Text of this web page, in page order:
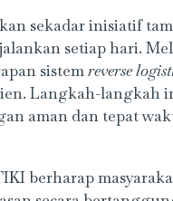
sekadar inisiatif
setiap hari.
sistemreverse
Langkah-langkah
aman dan tepat
berharap